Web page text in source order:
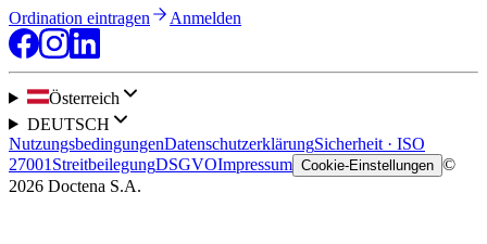
Ordination eintragen Anmelden
Österreich
DEUTSCH
NutzungsbedingungenDatenschutzerklärungSicherheit · ISO
27001 StreitbeilegungDSGVOImpressum Cookie-Einstellungen ©
2026 Doctena S.A.